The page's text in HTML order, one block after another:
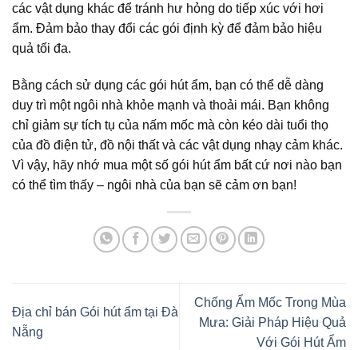
các vật dụng khác để tránh hư hỏng do tiếp xúc với hơi
ẩm. Đảm bảo thay đổi các gói định kỳ để đảm bảo hiệu
quả tối đa.
Bằng cách sử dụng các gói hút ẩm, bạn có thể dễ dàng
duy trì một ngôi nhà khỏe mạnh và thoải mái. Bạn không
chỉ giảm sự tích tụ của nấm mốc mà còn kéo dài tuổi thọ
của đồ điện tử, đồ nội thất và các vật dụng nhạy cảm khác.
Vì vậy, hãy nhớ mua một số gói hút ẩm bất cứ nơi nào bạn
có thể tìm thấy – ngôi nhà của bạn sẽ cảm ơn bạn!
Địa chỉ bán Gói hút ẩm tại Đà
Nẵng
Chống Ẩm Mốc Trong Mùa
Mưa: Giải Pháp Hiệu Quả
Với Gói Hút Ẩm